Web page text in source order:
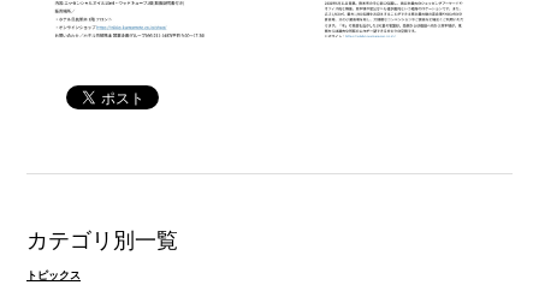
カテゴリ別一覧
トピックス